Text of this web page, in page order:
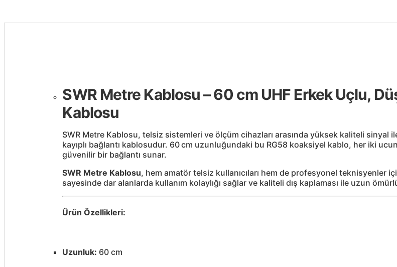
SWR Metre Kablosu – 60 cm UHF Erkek Uçlu,
Kablosu
SWR Metre Kablosu, telsiz sistemleri ve ölçüm cihazları arasında yüksek kaliteli sinyal
kayıplı bağlantı kablosudur. 60 cm uzunluğundaki bu RG58 koaksiyel kablo, her iki
güvenilir bir bağlantı sunar.
SWR Metre Kablosu, hem amatör telsiz kullanıcıları hem de profesyonel teknisyenler
sayesinde dar alanlarda kullanım kolaylığı sağlar ve kaliteli dış kaplaması ile uzun
Ürün Özellikleri:
Uzunluk: 60 cm